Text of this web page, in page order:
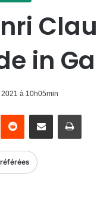
in
à 10h05min
Reddit Partager par email